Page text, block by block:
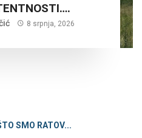
8 srpnja, 2026
SMO RATOV...